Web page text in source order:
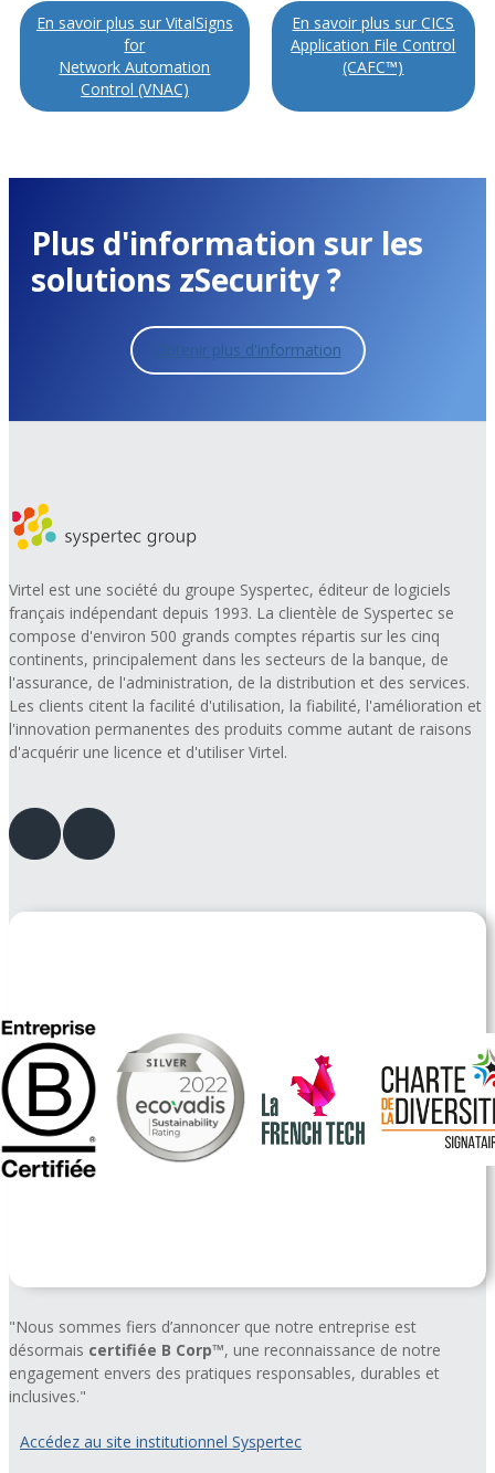
En savoir plus sur VitalSigns
for
Network Automation
Control (VNAC)
En savoir plus sur CICS
Application File Control
(CAFC™)
Plus d'information sur les
solutions zSecurity ?
Obtenir plus d'information
Virtel est une société du groupe Syspertec, éditeur de logiciels
français indépendant depuis 1993. La clientèle de Syspertec se
compose d'environ 500 grands comptes répartis sur les cinq
continents, principalement dans les secteurs de la banque, de
l'assurance, de l'administration, de la distribution et des services.
Les clients citent la facilité d'utilisation, la fiabilité, l'amélioration et
l'innovation permanentes des produits comme autant de raisons
d'acquérir une licence et d'utiliser Virtel.
"Nous sommes fiers d’annoncer que notre entreprise est
désormais certifiée B Corp™, une reconnaissance de notre
engagement envers des pratiques responsables, durables et
inclusives."
Accédez au site institutionnel Syspertec